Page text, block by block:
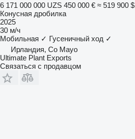
6 171 000 000 UZS 450 000 € ≈ 519 900 $
Конусная дробилка
2025
30 м/ч
Мобильная ✓ Гусеничный ход ✓
Ирландия, Co Mayo
Ultimate Plant Exports
Связаться с продавцом